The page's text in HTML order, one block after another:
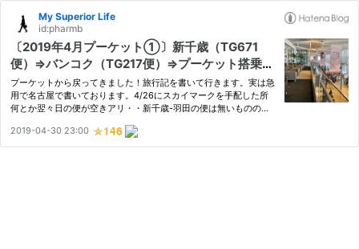
My Superior Life
id:pharmb
〔2019年4月プーケット①〕新千歳（TG671
便）⇒バンコク（TG217便）⇒プーケット搭乗
記：ロイヤルラウンジの紹介＆バンコクで国内乗
継は予習必須!?ルートや注意点を解説！
プーケットから戻ってきました！旅行記を書いて行きます。実は急
用で名古屋で書いております。4/26にスカイマークを手配した所
何とか翌々日の便が空きアリ・・新千歳-羽田の便は無いものの新
で帰ったのにブログを書くという・・。 今回のプーケット旅行、
大体…
2019-04-30 23:00